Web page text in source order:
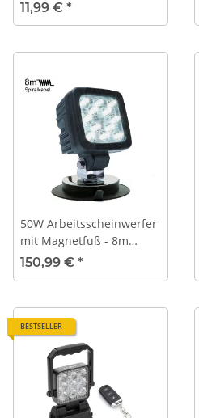
11,99 € *
50W Arbeitsscheinwerfer
mit Magnetfuß - 8m
Spiralkabel
150,99 € *
BESTSELLER